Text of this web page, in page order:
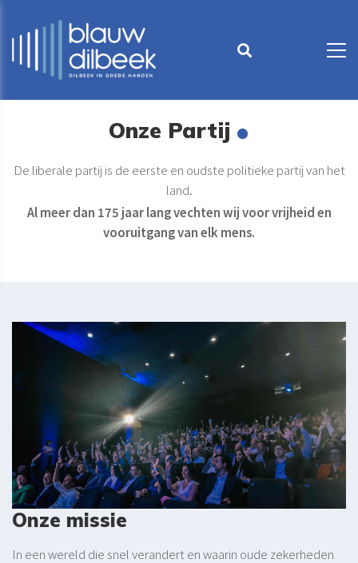
Onze Partij .
De liberale partij is de eerste en oudste politieke partij van het
land.
Al meer dan 175 jaar lang vechten wij voor vrijheid en
vooruitgang van elk mens.
Onze missie
In een wereld die snel verandert en waarin oude zekerheden